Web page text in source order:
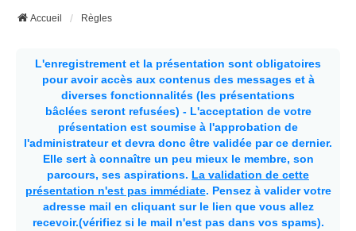
Accueil Règles
L'enregistrement et la présentation sont obligatoires
pour avoir accès aux contenus des messages et à
diverses fonctionnalités (les présentations
bâclées seront refusées) - L'acceptation de votre
présentation est soumise à l'approbation de
l'administrateur et devra donc être validée par ce dernier.
Elle sert à connaître un peu mieux le membre, son
parcours, ses aspirations. La validation de cette
présentation n'est pas immédiate. Pensez à valider votre
adresse mail en cliquant sur le lien que vous allez
recevoir.(vérifiez si le mail n'est pas dans vos spams).